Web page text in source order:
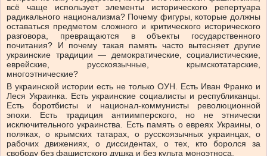
всё чаще использует элементы исторического репертуара
радикального национализма? Почему фигуры, которые должны
оставаться предметом сложного и критического исторического
разговора, превращаются в объекты государственного
почитания? И почему такая память часто вытесняет другие
украинские традиции — демократические, социалистические,
еврейские, русскоязычные, крымскотатарские,
многоэтнические?
В украинской истории есть не только ОУН. Есть Иван Франко и
Леся Украинка. Есть украинские социалисты и республиканцы.
Есть боротбисты и национал-коммунисты революционной
эпохи. Есть традиция антиимперского, но не этнически
исключительного украинства. Есть память о евреях Украины, о
поляках, о крымских татарах, о русскоязычных украинцах, о
рабочих движениях, о диссидентах, о тех, кто боролся за
свободу без фашистского душка и без культа моноэтноса.